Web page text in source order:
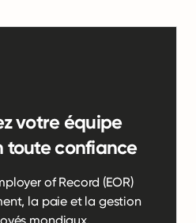
votre équipe
toute confiance
of Record (EOR)
la paie et la gestion